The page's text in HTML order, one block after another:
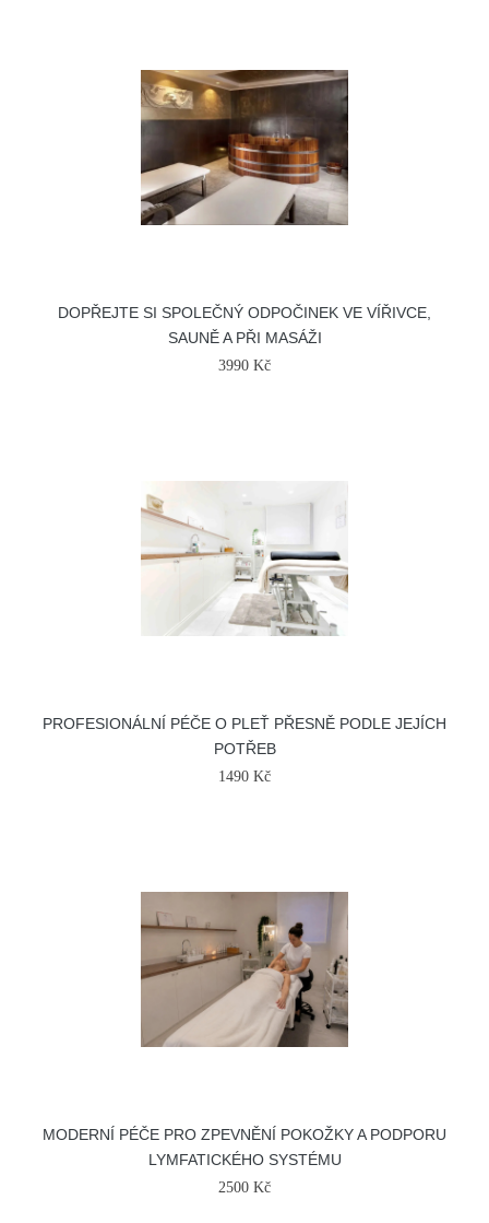
DOPŘEJTE SI SPOLEČNÝ ODPOČINEK VE VÍŘIVCE,
SAUNĚ A PŘI MASÁŽI
3990 Kč
PROFESIONÁLNÍ PÉČE O PLEŤ PŘESNĚ PODLE JEJÍCH
POTŘEB
1490 Kč
MODERNÍ PÉČE PRO ZPEVNĚNÍ POKOŽKY A PODPORU
LYMFATICKÉHO SYSTÉMU
2500 Kč